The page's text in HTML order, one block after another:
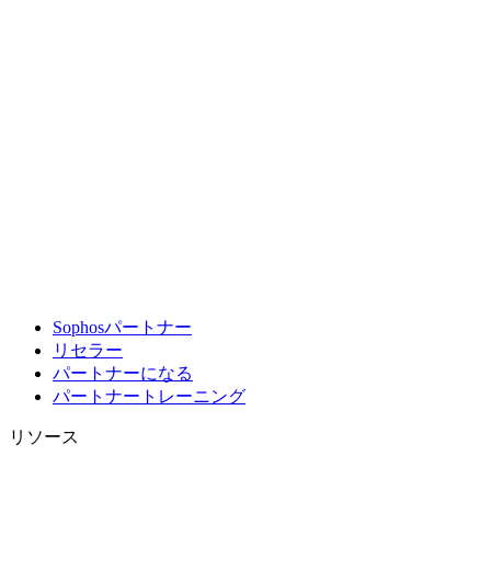
Sophosパートナー
リセラー
パートナーになる
パートナートレーニング
リソース